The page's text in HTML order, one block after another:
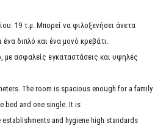
19 τ.μ. Μπορεί να φιλοξενήσει άνετα
ένα διπλό και ένα μονό κρεβάτι.
με ασφαλείς εγκαταστάσεις και υψηλές
The room is spacious enough for a family
bed and one single. It is
and hygiene high standards